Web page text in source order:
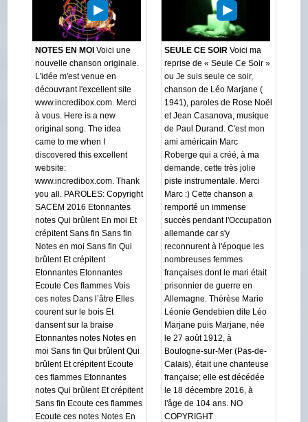
NOTES EN MOI Voici une
nouvelle chanson originale.
L'idée m'est venue en
découvrant l'excellent site
www.incredibox.com. Merci
à vous. Here is a new
original song. The idea
came to me when I
discovered this excellent
website:
www.incredibox.com. Thank
you all. PAROLES: Copyright
SACEM 2016 Etonnantes
notes Qui brûlent En moi Et
crépitent Sans fin Sans fin
Notes en moi Sans fin Qui
brûlent Et crépitent
Etonnantes Etonnantes
Ecoute Ces flammes Vois
ces notes Dans l’âtre Elles
courent sur le bois Et
dansent sur la braise
Etonnantes notes Notes en
moi Sans fin Qui brûlent Qui
brûlent Et crépitent Ecoute
ces flammes Etonnantes
notes Qui brûlent Et crépitent
Sans fin Ecoute ces flammes
Ecoute ces notes Notes En
SEULE CE SOIR Voici ma
reprise de « Seule Ce Soir »
ou Je suis seule ce soir,
chanson de Léo Marjane (
1941), paroles de Rose Noël
et Jean Casanova, musique
de Paul Durand. C'est mon
ami américain Marc
Roberge qui a créé, à ma
demande, cette très jolie
piste instrumentale. Merci
Marc :) Cette chanson a
remporté un immense
succès pendant l'Occupation
allemande car s'y
reconnurent à l'époque les
nombreuses femmes
françaises dont le mari était
prisonnier de guerre en
Allemagne. Thérèse Marie
Léonie Gendebien dite Léo
Marjane puis Marjane, née
le 27 août 1912, à
Boulogne-sur-Mer (Pas-de-
Calais), était une chanteuse
française; elle est décédée
le 18 décembre 2016, à
l'âge de 104 ans. NO
COPYRIGHT